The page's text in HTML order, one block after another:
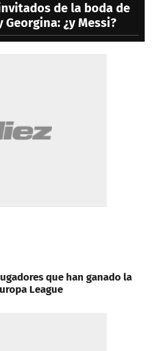
de la boda de
¿y Messi?
que han ganado la
League